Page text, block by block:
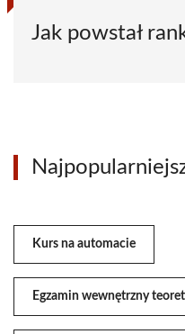
Jak powstał
Kurs na automacie
Egzamin wewnętrzny